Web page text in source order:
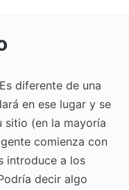
diferente de una
en ese lugar y se
sitio (en la mayoría
comienza con
introduce a los
decir algo